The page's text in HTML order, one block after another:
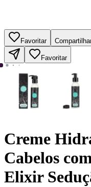
Favoritar
Favoritar
Creme
Cabelos
Elixir